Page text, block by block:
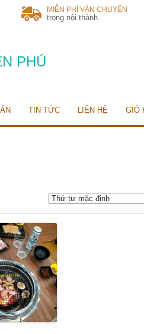
MIỄN PHÍ VẬN CHUYỂN
trong nội thành
PHÚ
TIN TỨC LIÊN HỆ GIỎ